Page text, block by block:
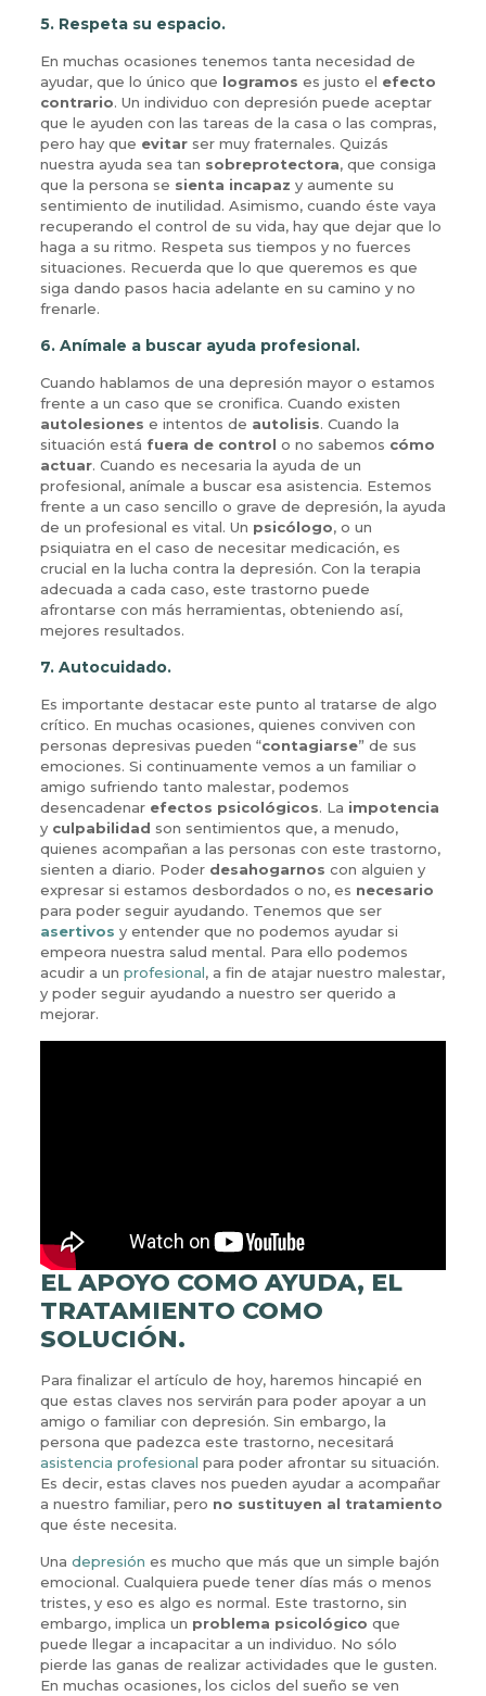
5. Respeta su espacio.
En muchas ocasiones tenemos tanta necesidad de
ayudar, que lo único que logramos es justo el efecto
contrario. Un individuo con depresión puede aceptar
que le ayuden con las tareas de la casa o las compras,
pero hay que evitarser muy fraternales. Quizás
nuestra ayuda sea tan sobreprotectora, que consiga
que la persona se sienta incapaz y aumente su
sentimiento de inutilidad. Asimismo, cuando éste vaya
recuperando el control de su vida, hay que dejar que lo
haga a su ritmo. Respeta sus tiempos y no fuerces
situaciones. Recuerda que lo que queremos es que
siga dando pasos hacia adelante en su camino y no
frenarle.
6. Anímale a buscar ayuda profesional.
Cuando hablamos de una depresión mayor o estamos
frente a un caso que se cronifica. Cuando existen
autolesiones e intentos de autolisis. Cuando la
situación está fuera de control o no sabemos cómo
actuar. Cuando es necesaria la ayuda de un
profesional, anímale a buscar esa asistencia. Estemos
frente a un caso sencillo o grave de depresión, la ayuda
de un profesional es vital. Un psicólogo, o un
psiquiatra en el caso de necesitar medicación, es
crucial en la lucha contra la depresión. Con la terapia
adecuada a cada caso, este trastorno puede
afrontarse con más herramientas, obteniendo así,
mejores resultados.
7. Autocuidado.
Es importante destacar este punto al tratarse de algo
crítico. En muchas ocasiones, quienes conviven con
personas depresivas pueden “contagiarse” de sus
emociones. Si continuamente vemos a un familiar o
amigo sufriendo tanto malestar, podemos
desencadenar efectos psicológicos. La impotencia
y culpabilidad son sentimientos que, a menudo,
quienes acompañan a las personas con este trastorno,
sienten a diario. Poder desahogarnos con alguien y
expresar si estamos desbordados o no, es necesario
para poder seguir ayudando. Tenemos que ser
asertivos y entender que no podemos ayudar si
empeora nuestra salud mental. Para ello podemos
acudir a un profesional, a fin de atajar nuestro malestar,
y poder seguir ayudando a nuestro ser querido a
mejorar.
EL APOYO COMO AYUDA, EL
TRATAMIENTO COMO
SOLUCIÓN.
Para finalizar el artículo de hoy, haremos hincapié en
que estas claves nos servirán para poder apoyar a un
amigo o familiar con depresión. Sin embargo, la
persona que padezca este trastorno, necesitará
asistencia profesional para poder afrontar su situación.
Es decir, estas claves nos pueden ayudar a acompañar
a nuestro familiar, pero no sustituyen al tratamiento
que éste necesita.
Una depresión es mucho que más que un simple bajón
emocional. Cualquiera puede tener días más o menos
tristes, y eso es algo es normal. Este trastorno, sin
embargo, implica un problema psicológico que
puede llegar a incapacitar a un individuo. No sólo
pierde las ganas de realizar actividades que le gusten.
En muchas ocasiones, los ciclos del sueño se ven